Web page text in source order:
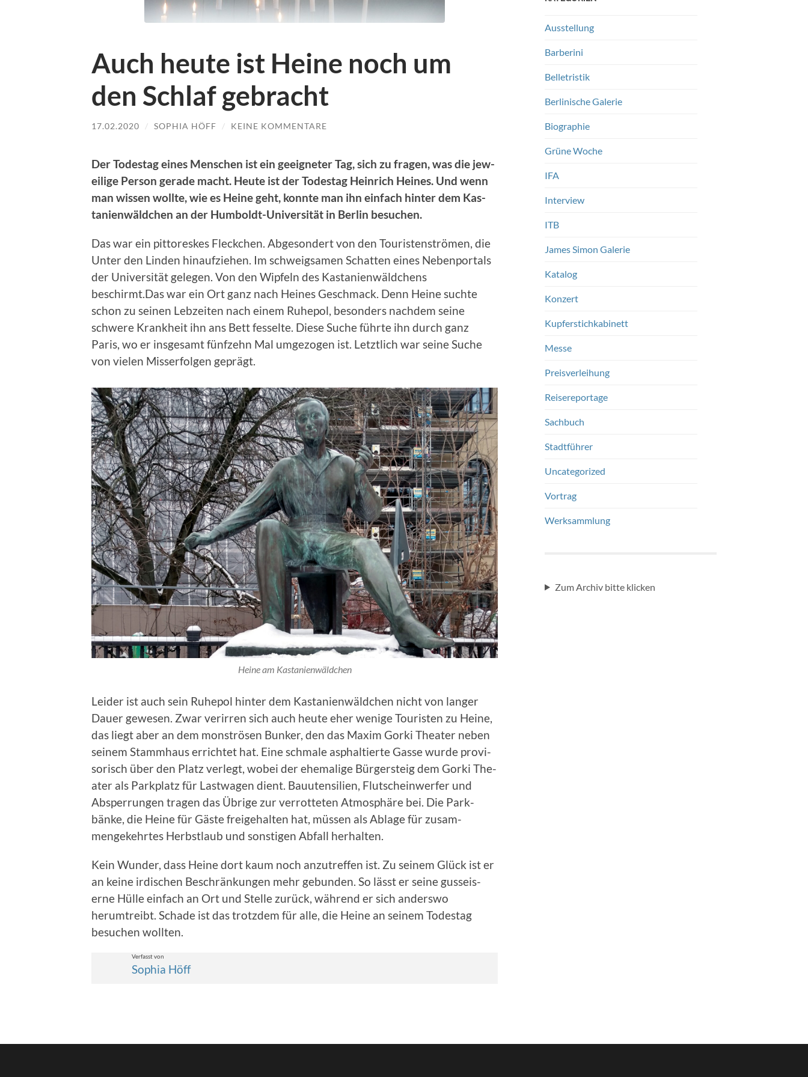
Auch heute ist Heine noch um
den Schlaf gebracht
17.02.2020 / SOPHIA HÖFF / KEINE KOMMENTARE
Der Todestag eines Men­schen ist ein geeigneter Tag, sich zu fra­gen, was die jew­
eilige Per­son ger­ade macht. Heute ist der Todestag Hein­rich Heines. Und wenn
man wis­sen wollte, wie es Heine geht, kon­nte man ihn ein­fach hin­ter dem Kas­
tanien­wäld­chen an der Hum­boldt-Uni­ver­sität in Berlin besuchen.
Das war ein pit­toreskes Fleckchen. Abgeson­dert von den Touris­ten­strö­men, die
Unter den Lin­den hin­aufziehen. Im schweigsamen Schat­ten eines Neben­por­tals
der Uni­ver­sität gele­gen. Von den Wipfeln des Kas­tanien­wäld­chens
beschirmt.Das war ein Ort ganz nach Heines Geschmack. Denn Heine suchte
schon zu seinen Lebzeit­en nach einem Ruhe­p­ol, beson­ders nach­dem seine
schwere Krankheit ihn ans Bett fes­selte. Diese Suche führte ihn durch ganz
Paris, wo er ins­ge­samt fün­fzehn Mal umge­zo­gen ist. Let­ztlich war seine Suche
von vie­len Mis­ser­fol­gen geprägt.
Heine am Kas­tanien­wäld­chen
Lei­der ist auch sein Ruhe­p­ol hin­ter dem Kas­tanien­wäld­chen nicht von langer
Dauer gewe­sen. Zwar verir­ren sich auch heute eher wenige Touris­ten zu Heine,
das liegt aber an dem mon­strösen Bunker, den das Max­im Gor­ki The­ater neben
seinem Stammhaus errichtet hat. Eine schmale asphaltierte Gasse wurde pro­vi­
sorisch über den Platz ver­legt, wobei der ehe­ma­lige Bürg­er­steig dem Gor­ki The­
ater als Park­platz für Last­wa­gen dient. Bauuten­silien, Flutschein­wer­fer und
Absper­run­gen tra­gen das Übrige zur ver­rot­teten Atmo­sphäre bei. Die Park­
bänke, die Heine für Gäste freige­hal­ten hat, müssen als Ablage für zusam­
mengekehrtes Herb­st­laub und son­sti­gen Abfall her­hal­ten.
Kein Wun­der, dass Heine dort kaum noch anzutr­e­f­fen ist. Zu seinem Glück ist er
an keine irdis­chen Beschränkun­gen mehr gebun­den. So lässt er seine gus­seis­
erne Hülle ein­fach an Ort und Stelle zurück, während er sich ander­swo
herumtreibt. Schade ist das trotz­dem für alle, die Heine an seinem Todestag
besuchen woll­ten.
Ver­fasst von
Sophia Höff
Ausstellung
Barberini
Belletristik
Berlinische Galerie
Biographie
Grüne Woche
IFA
Interview
ITB
James Simon Galerie
Katalog
Konzert
Kupferstichkabinett
Messe
Preisverleihung
Reisereportage
Sachbuch
Stadtführer
Uncategorized
Vortrag
Werksammlung
Zum Archiv bitte klicken